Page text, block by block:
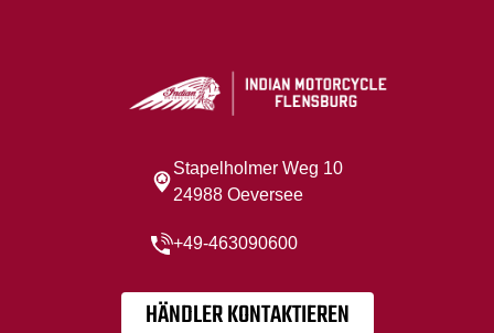
Stapelholmer Weg 10
24988 Oeversee
+49-463090600
HÄNDLER KONTAKTIEREN